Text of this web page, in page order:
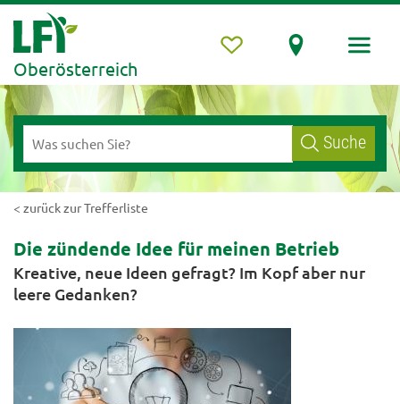
Oberösterreich
Suche
< zurück zur Trefferliste
Die zündende Idee für meinen Betrieb
Kreative, neue Ideen gefragt? Im Kopf aber nur
leere Gedanken?